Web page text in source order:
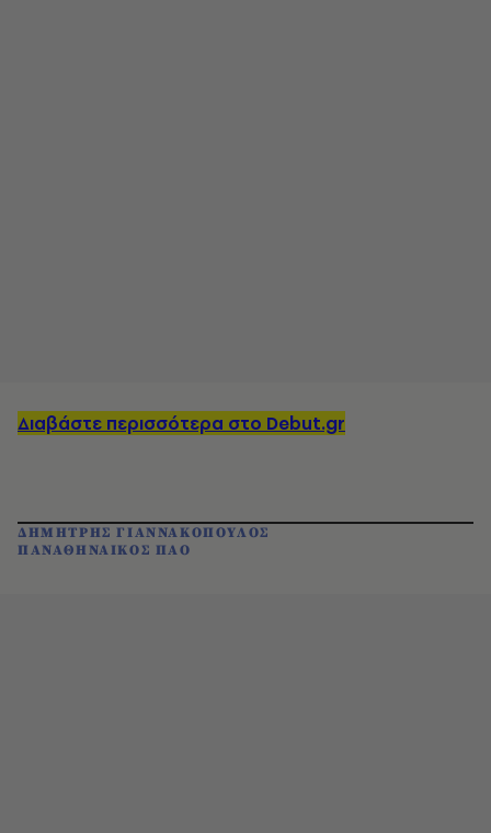
Διαβάστε περισσότερα στο Debut.gr
ΔΗΜΗΤΡΗΣ ΓΙΑΝΝΑΚΟΠΟΥΛΟΣ
ΠΑΝΑΘΗΝΑΙΚΟΣ ΠΑΟ